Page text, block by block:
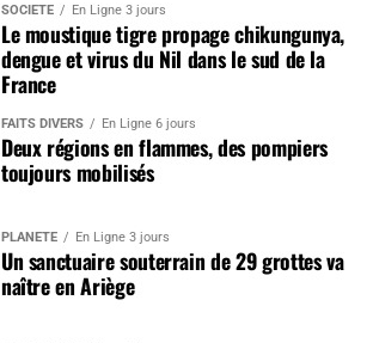
SOCIÉTÉ En Ligne 3 jours
Le moustique tigre propage chikungunya,
dengue et virus du Nil dans le sud de la
France
FAITS DIVERS En Ligne 6 jours
Deux régions en flammes, des pompiers
toujours mobilisés
PLANÈTE En Ligne 3 jours
Un sanctuaire souterrain de 29 grottes va
naître en Ariège